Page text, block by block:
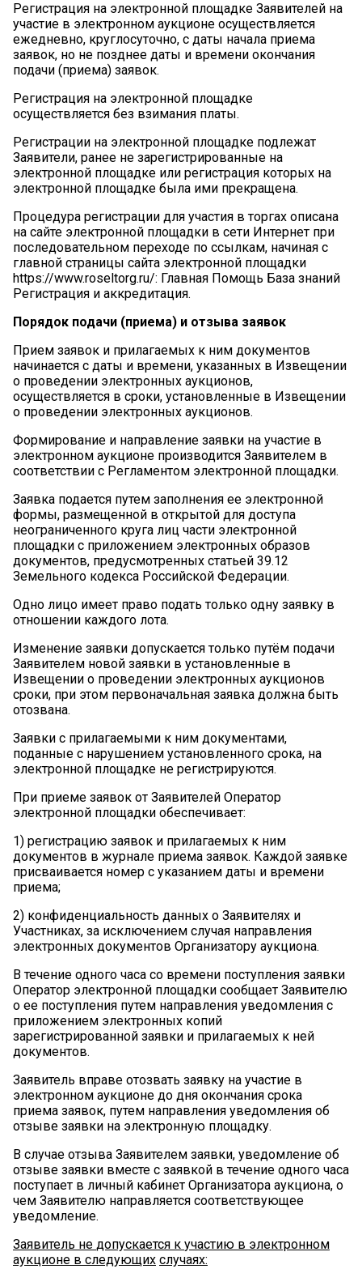
Регистрация на электронной площадке Заявителей на
участие в электронном аукционе осуществляется
ежедневно, круглосуточно, c даты начала приема
заявок, но не позднее даты и времени окончания
подачи (приема) заявок.
Регистрация на электронной площадке
осуществляется без взимания платы.
Регистрации на электронной площадке подлежат
Заявители, ранее не зарегистрированные на
электронной площадке или регистрация которых на
электронной площадке была ими прекращена.
Процедура регистрации для участия в торгах описана
на сайте электронной площадки в сети Интернет при
последовательном переходе по ссылкам, начиная с
главной страницы сайта электронной площадки
https://www.roseltorg.ru/: Главная Помощь База знаний
Регистрация и аккредитация.
Порядок подачи (приема) и отзыва заявок
Прием заявок и прилагаемых к ним документов
начинается с даты и времени, указанных в Извещении
о проведении электронных аукционов,
осуществляется в сроки, установленные в Извещении
о проведении электронных аукционов.
Формирование и направление заявки на участие в
электронном аукционе производится Заявителем в
соответствии с Регламентом электронной площадки.
Заявка подается путем заполнения ее электронной
формы, размещенной в открытой для доступа
неограниченного круга лиц части электронной
площадки с приложением электронных образов
документов, предусмотренных статьей 39.12
Земельного кодекса Российской Федерации.
Одно лицо имеет право подать только одну заявку в
отношении каждого лота.
Изменение заявки допускается только путём подачи
Заявителем новой заявки в установленные в
Извещении о проведении электронных аукционов
сроки, при этом первоначальная заявка должна быть
отозвана.
Заявки с прилагаемыми к ним документами,
поданные с нарушением установленного срока, на
электронной площадке не регистрируются.
При приеме заявок от Заявителей Оператор
электронной площадки обеспечивает:
1) регистрацию заявок и прилагаемых к ним
документов в журнале приема заявок. Каждой заявке
присваивается номер с указанием даты и времени
приема;
2) конфиденциальность данных о Заявителях и
Участниках, за исключением случая направления
электронных документов Организатору аукциона.
В течение одного часа со времени поступления заявки
Оператор электронной площадки сообщает Заявителю
о ее поступления путем направления уведомления с
приложением электронных копий
зарегистрированной заявки и прилагаемых к ней
документов.
Заявитель вправе отозвать заявку на участие в
электронном аукционе до дня окончания срока
приема заявок, путем направления уведомления об
отзыве заявки на электронную площадку.
В случае отзыва Заявителем заявки, уведомление об
отзыве заявки вместе с заявкой в течение одного часа
поступает в личный кабинет Организатора аукциона, о
чем Заявителю направляется соответствующее
уведомление.
Заявитель не допускается к участию в электронном
аукционе в следующих случаях: